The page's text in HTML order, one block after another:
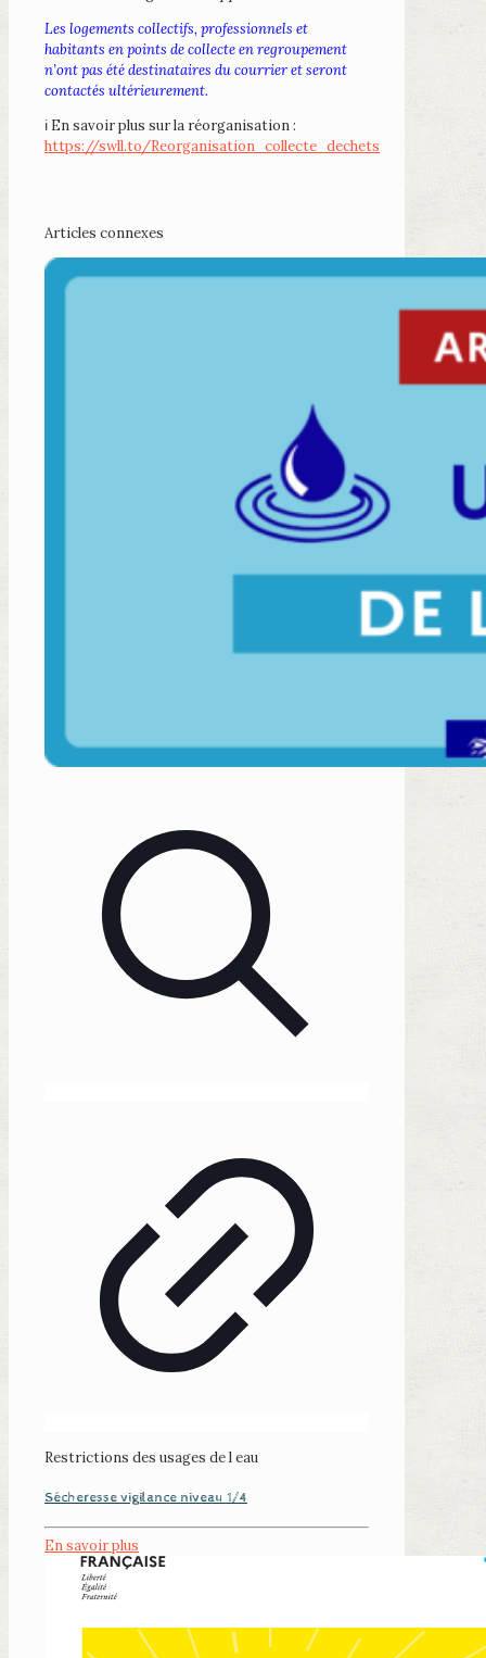
Les logements collectifs, professionnels et
habitants en points de collecte en regroupement
n’ont pas été destinataires du courrier et seront
contactés ultérieurement.
ℹ️ En savoir plus sur la réorganisation :
https://swll.to/Reorganisation_collecte_dechets
Articles connexes
Restrictions des usages de l eau
Sécheresse vigilance niveau 1/4
En savoir plus